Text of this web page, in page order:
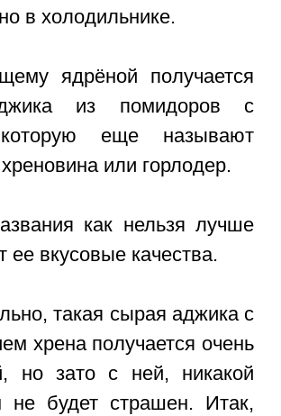
в холодильнике.
ядрёной получается
из помидоров с
еще называют
или горлодер.
как нельзя лучше
ее вкусовые качества.
такая сырая аджика с
хрена получается очень
но зато с ней, никакой
не будет страшен. Итак,